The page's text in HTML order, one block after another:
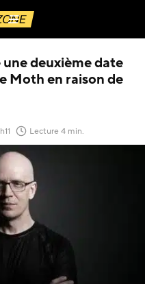
Menu
deuxième date
Moth en raison de
à jour le)
Lecture 4 min.